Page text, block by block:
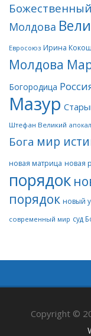
Молдова
Евросоюз Ирина Кокош
Молдова
Богородица
Мазур
Штефан Великий
Бога мир
новая матрица новая
порядок
порядок новый
современный мир суд
Copyright ©